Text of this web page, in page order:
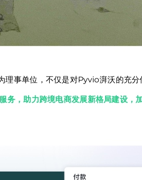
事单位，不仅是对Pyvio湃沃的充
，助力跨境电商发展新格局建设，